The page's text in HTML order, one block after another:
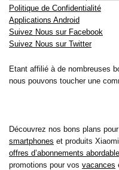
Politique de Confidentialité
Applications Android
Suivez Nous sur Facebook
Suivez Nous sur Twitter
Etant affilié à de nombreuses
nous pouvons toucher une
Découvrez nos bons plans
smartphones et produits
offres d’abonnements
promotions pour vos vacances